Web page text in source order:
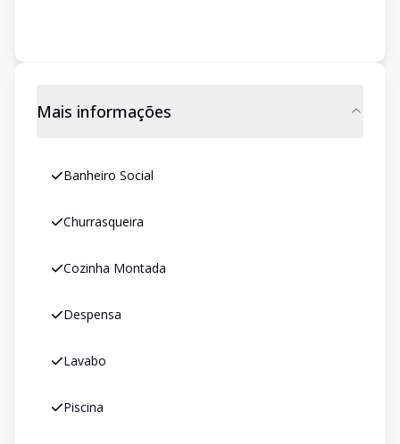
Mais informações
Banheiro Social
Churrasqueira
Cozinha Montada
Despensa
Lavabo
Piscina